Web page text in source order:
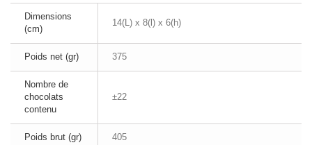
Dimensions
(cm)
14(L) x 8(l) x 6(h)
Poids net (gr) 375
Nombre de
chocolats
contenu
±22
Poids brut (gr) 405